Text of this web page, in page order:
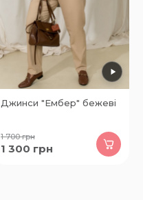
Джинси "Ембер" бежеві
1 700грн
1 300 грн